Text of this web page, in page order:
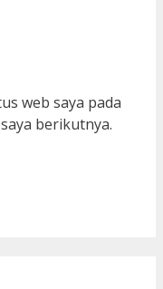
web saya pada
berikutnya.